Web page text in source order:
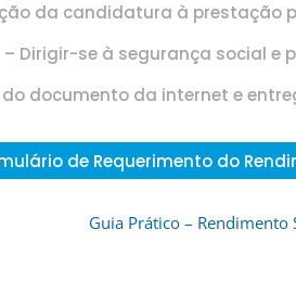
da candidatura à prestação
– Dirigir-se à segurança social e
do documento da internet e
de Requerimento do
Guia Prático – Rendimento